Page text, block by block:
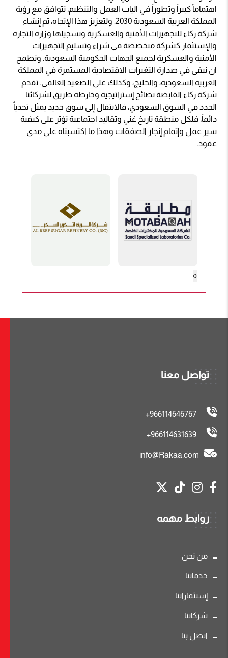
اهتماماً كبيراً وتطوراً في اليات العمل والتنظيم، تتوافق مع رؤية
المملكة العربية السعودية 2030. ولتعزيز هذا الإتجاه، تم إنشاء
شركة ركاء للتجهيزات الأمنية والعسكرية وتسجيلها وزارة التجارة
والإستثمار كشركة متخصصة في شراء وتسليم التجهيزات
الأمنية والعسكرية لجميع الجهات الحكومية السعودية. ونطمح
ان نبقى في صدارة التغيرات الاقتصادية المستمرة في المملكة
العربية السعودية، والخليج، وكذلك على الصعيد العالمي. تقدم
شركة ركاء القابضة نصائح إستراتيجية وخارطة طريق لشركائنا
الجدد في السوق السعودي، فالانتقال إلى سوق جديد يمثل تحدياً
دائماً، فلكل منطقة تاريخ غني وتقاليد اجتماعية تؤثر على كيفية
سير عمل وإتمام إنجاز الصفقات وهذا ما اكتسبناه على مدى
عقود.
‹
›
تواصل معنا
966114646767+
966114631639+
info@Rakaa.com
روابط مهمه
من نحن
خدماتنا
إستثماراتنا
شركاتنا
اتصل بنا